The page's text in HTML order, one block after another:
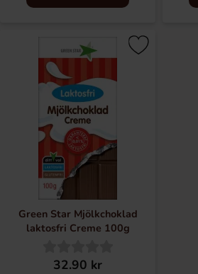
Green Star Mjölkchoklad
laktosfri Creme 100g
32.90 kr